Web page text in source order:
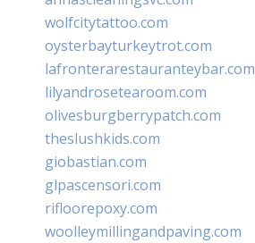
wolfcitytattoo.com
oysterbayturkeytrot.com
lafronterarestauranteybar.com
lilyandrosetearoom.com
olivesburgberrypatch.com
theslushkids.com
giobastian.com
glpascensori.com
rifloorepoxy.com
woolleymillingandpaving.com